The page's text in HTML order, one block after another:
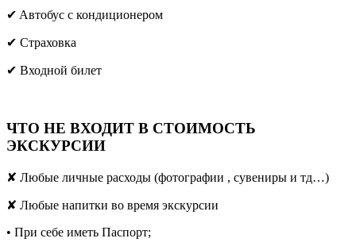
✔ Aвтобус с кондиционером
✔ Страховка
✔ Входной билет
ЧТО НЕ ВХОДИТ В СТОИМОСТЬ
ЭКСКУРСИИ
✘ Любые личные расходы (фотографии , сувениры и тд…)
✘ Любые напитки во время экскурсии
• При себе иметь Паспорт;